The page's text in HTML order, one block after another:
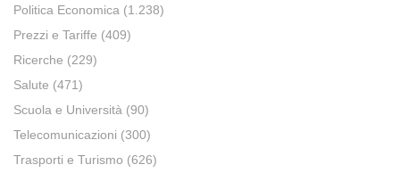
Politica Economica (1.238)
Prezzi e Tariffe (409)
Ricerche (229)
Salute (471)
Scuola e Università (90)
Telecomunicazioni (300)
Trasporti e Turismo (626)